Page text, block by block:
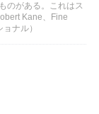
のがある。これはス
Kane、Fine
ナル）